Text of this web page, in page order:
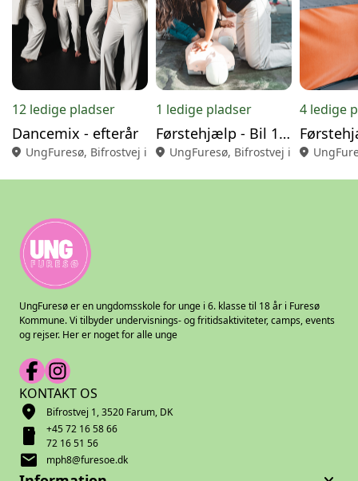
12 ledige pladser
Dancemix - efterår
location_on UngFuresø, Bifrostvej i Farum
1 ledige pladser
Førstehjælp - Bil 1 - August
location_on UngFuresø, Bifrostvej i Farum
4 ledige
location_on
UngFuresø er en ungdomsskole for unge i 6. klasse til 18 år i Furesø
Kommune. Vi tilbyder undervisnings- og fritidsaktiviteter, camps, events
og rejser. Her er noget for alle unge
KONTAKT OS
location_on Bifrostvej 1, 3520 Farum, DK
smartphone
+45 72 16 58 66
72 16 51 56
mail mph8@furesoe.dk